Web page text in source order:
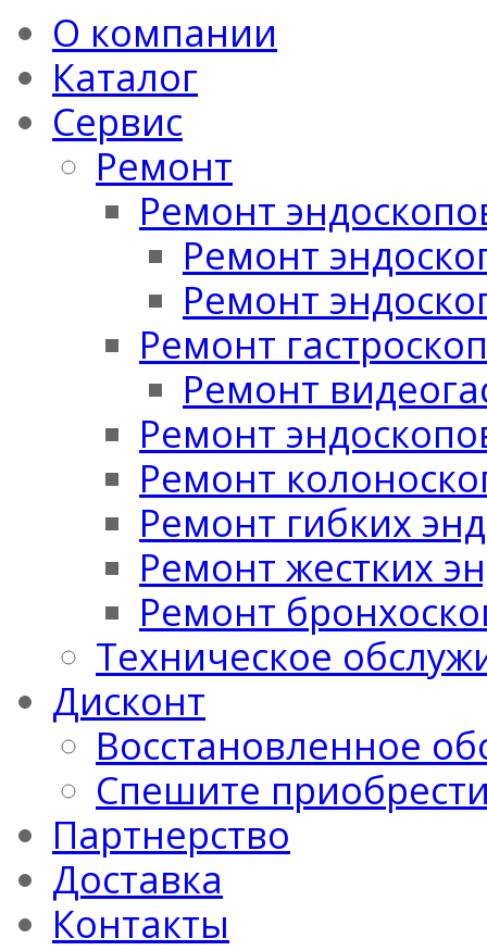
О компании
Каталог
Сервис
Ремонт
Ремонт
Ремонт
Ремонт
Ремонт
Ремонт
Ремонт
Ремонт
Ремонт гибких
Ремонт жестких
Ремонт
Техническое
Дисконт
Восстановленное
Спешите
Партнерство
Доставка
Контакты